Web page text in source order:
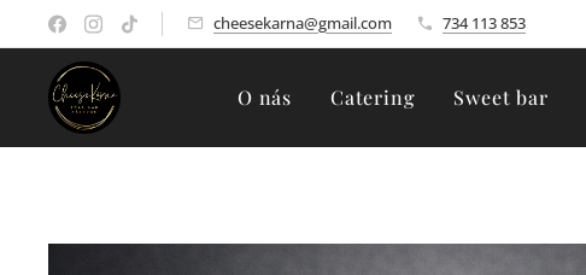
cheesekarna@gmail.com 734 113 853
O nás Catering Sweet bar